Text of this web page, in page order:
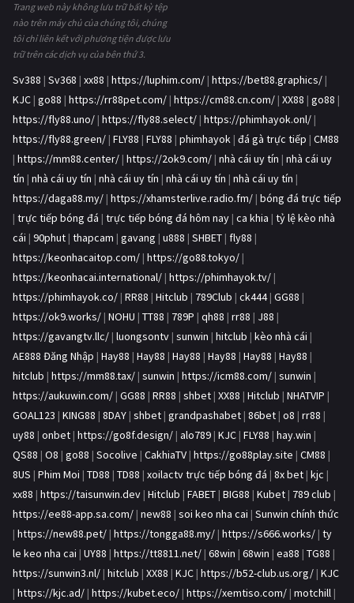
Trang web này không lưu trữ bất kỳ tệp
nào trên máy chủ của chúng tôi, chúng
tôi chỉ liên kết với phương tiện được lưu
trữ trên các dịch vụ của bên thứ 3.
Sv388 | Sv368 | xx88 | https://luphim.com/ | https://bet88.graphics/ |
KJC | go88 | https://rr88pet.com/ | https://cm88.cn.com/ | XX88 | go88 |
https://fly88.uno/ | https://fly88.select/ | https://phimhayok.onl/ |
https://fly88.green/ | FLY88 | FLY88 | phimhayok | đá gà trực tiếp | CM88
| https://mm88.center/ | https://2ok9.com/ | nhà cái uy tín | nhà cái uy
tín | nhà cái uy tín | nhà cái uy tín | nhà cái uy tín | nhà cái uy tín |
https://daga88.my/ | https://xhamsterlive.radio.fm/ | bóng đá trực tiếp
| trực tiếp bóng đá | trực tiếp bóng đá hôm nay | ca khia | tỷ lệ kèo nhà
cái | 90phut | thapcam | gavang | u888 | SHBET | fly88 |
https://keonhacaitop.com/ | https://go88.tokyo/ |
https://keonhacai.international/ | https://phimhayok.tv/ |
https://phimhayok.co/ | RR88 | Hitclub | 789Club | ck444| GG88 |
https://ok9.works/ | NOHU | TT88 | 789P | qh88 | rr88 | J88 |
https://gavangtv.llc/ | luongsontv | sunwin | hitclub | kèo nhà cái |
AE888 Đăng Nhập | Hay88 | Hay88 | Hay88 | Hay88 | Hay88 | Hay88 |
hitclub | https://mm88.tax/ | sunwin | https://icm88.com/ | sunwin |
https://aukuwin.com/ | GG88 | RR88 | shbet | XX88 | Hitclub | NHATVIP |
GOAL123 | KING88 | 8DAY | shbet | grandpashabet | 86bet | o8 | rr88 |
uy88 | onbet | https://go8f.design/ | alo789 | KJC | FLY88 | hay.win |
QS88 | O8 | go88 | Socolive | CakhiaTV | https://go88play.site | CM88 |
8US | Phim Moi | TD88 | TD88 | xoilactv trực tiếp bóng đá | 8x bet | kjc |
xx88 | https://taisunwin.dev | Hitclub | FABET | BIG88 | Kubet | 789 club |
https://ee88-app.sa.com/ | new88 | soi keo nha cai | Sunwin chính thức
| https://new88.pet/ | https://tongga88.my/ | https://s666.works/ | ty
le keo nha cai | UY88 | https://tt8811.net/ | 68win | 68win | ea88 | TG88 |
https://sunwin3.nl/ | hitclub | XX88 | KJC | https://b52-club.us.org/ | KJC
| https://kjc.ad/ | https://kubet.eco/ | https://xemtiso.com/ | motchill |